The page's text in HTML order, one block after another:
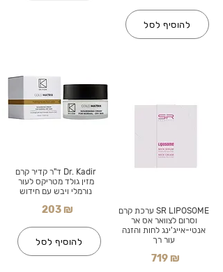
Dr. Kadir ד"ר קדיר קרם
מזין גולד מטריקס לעור
נורמלי ויבש עם חידוש
203 ₪
להוסיף לסל
להוסיף לסל
SR LIPOSOME ערכת קרם
וסרום לצוואר אס אר
אנטי-אייג'ינג לחות והזנה
עור רך
719 ₪